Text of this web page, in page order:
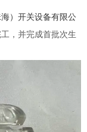
）开关设备有限公
，并完成首批次生